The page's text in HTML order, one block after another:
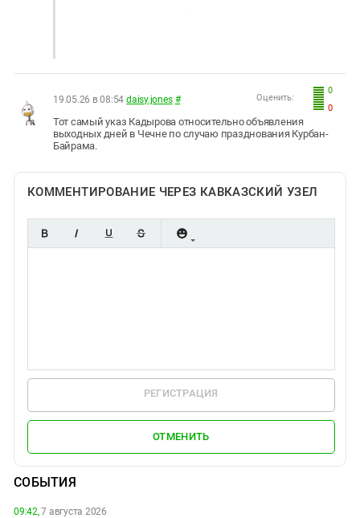
0
0
Оценить:
19.05.26 в 08:54 daisy.jones #
Тот самый указ Кадырова относительно объявления
выходных дней в Чечне по случаю празднования Курбан-
Байрама.
КОММЕНТИРОВАНИЕ ЧЕРЕЗ КАВКАЗСКИЙ УЗЕЛ
РЕГИСТРАЦИЯ
ОТМЕНИТЬ
СОБЫТИЯ
09:42,7 августа 2026